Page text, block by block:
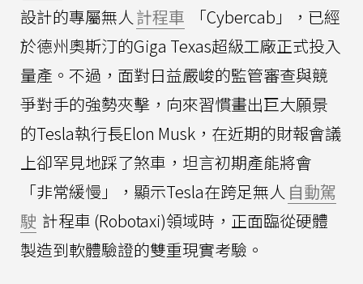
設計的專屬無人 計程車
「Cybercab」，已經
於德州奧斯汀的Giga Texas超級工廠正式投入
量產。不過，面對日益嚴峻的監管審查與競
爭對手的強勢夾擊，向來習慣畫出巨大願景
的Tesla執行長Elon Musk，在近期的財報會議
上卻罕見地踩了煞車，坦言初期產能將會
「非常緩慢」，顯示Tesla在跨足無人 自動駕
駛 計程車 (Robotaxi)領域時，正面臨從硬體
製造到軟體驗證的雙重現實考驗。